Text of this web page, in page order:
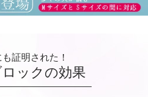
証明された！
ックの効果